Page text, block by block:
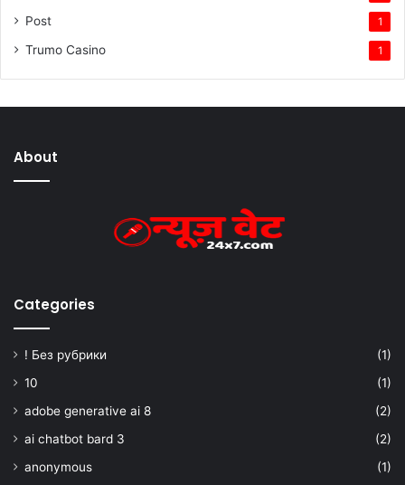
Post 1
Trumo Casino 1
About
Categories
! Без рубрики
(1)
10
(1)
adobe generative ai 8
(2)
ai chatbot bard 3
(2)
anonymous
(1)